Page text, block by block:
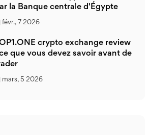
la Banque centrale d'Égypte
févr., 7 2026
crypto exchange review
que vous devez savoir avant de
mars, 5 2026